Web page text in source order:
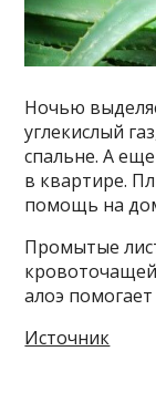
Ночью
углекислый
спальне. А
в квартире.
помощь на
Промытые
алоэ
Источник